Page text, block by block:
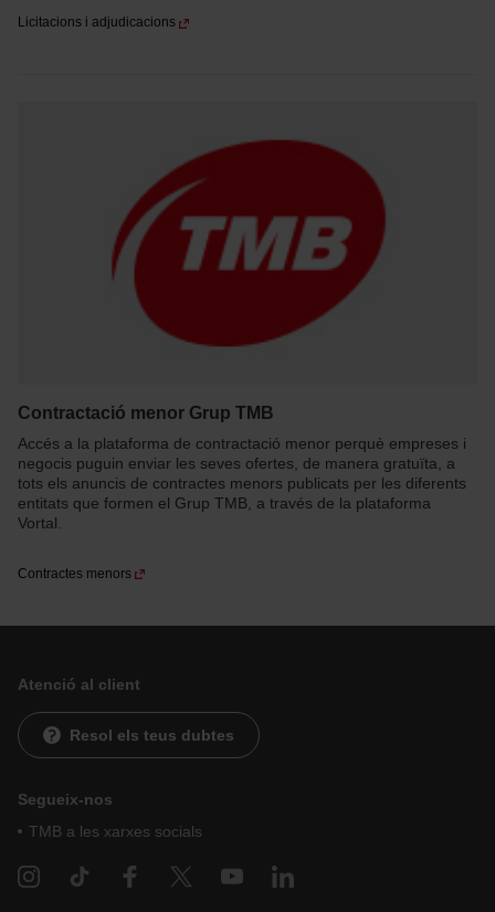
Licitacions i adjudicacions
Contractació menor Grup TMB
Accés a la plataforma de contractació menor perquè empreses i
negocis puguin enviar les seves ofertes, de manera gratuïta, a
tots els anuncis de contractes menors publicats per les diferents
entitats que formen el Grup TMB, a través de la plataforma
Vortal.
Contractes menors
Atenció al client
Resol els teus dubtes
Segueix-nos
TMB a les xarxes socials